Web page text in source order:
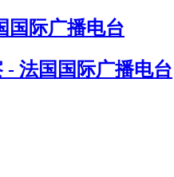
国际广播电台
法国国际广播电台